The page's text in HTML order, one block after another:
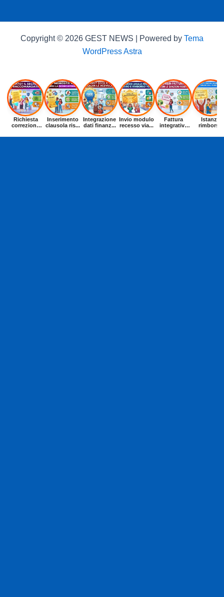
Copyright © 2026 GEST NEWS | Powered by Tema
WordPress Astra
Richiesta
correzione
Inserimento
clausola ris...
Integrazione
dati finanz...
Invio modulo
recesso via...
Fattura
integrativa
Istanza
rimborso